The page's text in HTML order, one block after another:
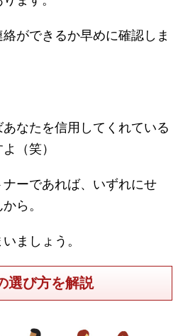
ができるか早めに確認しま
なたを信用してくれている
（笑）
ーであれば、いずれにせ
ら。
ましょう。
選び方を解説